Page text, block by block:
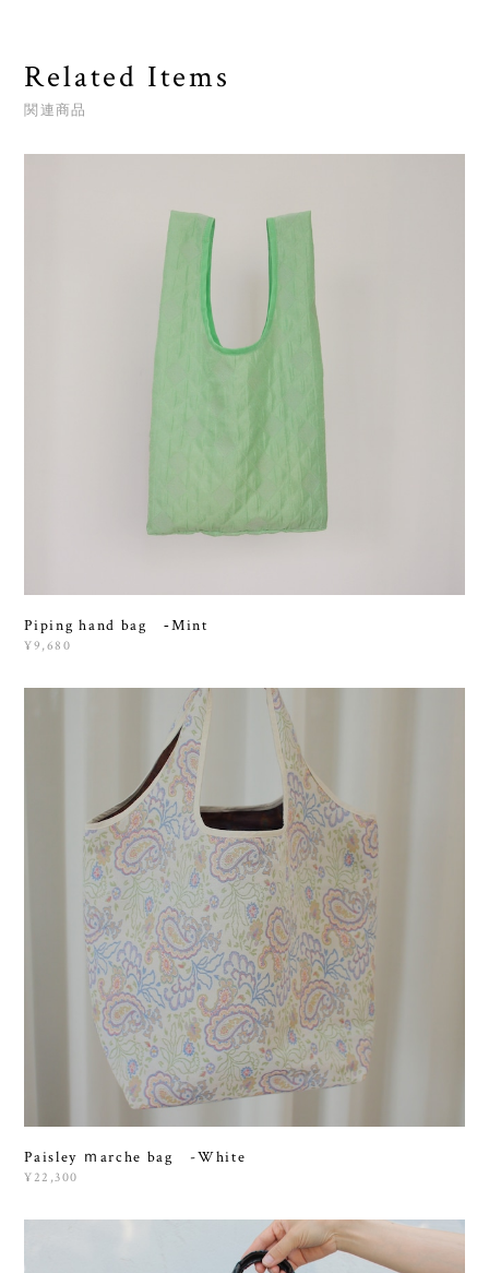
Related Items
関連商品
Piping hand bag ‐Mint
¥9,680
Paisley ｍarche bag -White
¥22,300